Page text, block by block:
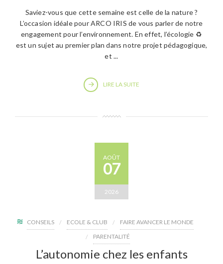
Saviez-vous que cette semaine est celle de la nature ?
L’occasion idéale pour ARCO IRIS de vous parler de notre
engagement pour l’environnement. En effet, l’écologie ♻️
est un sujet au premier plan dans notre projet pédagogique,
et ...
LIRE LA SUITE
AOÛT
07
2026
CONSEILS ECOLE & CLUB
FAIRE AVANCER LE MONDE
PARENTALITÉ
L’autonomie chez les enfants